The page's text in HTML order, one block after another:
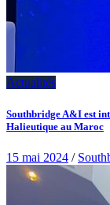
Actualités
Southbridge A&I est
Halieutique au Maroc
15 mai 2024 /